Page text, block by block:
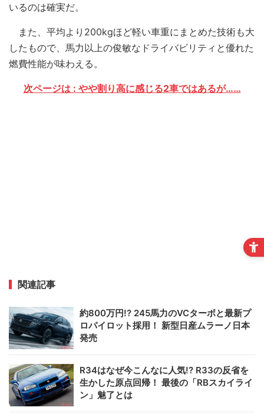
いるのは確実だ。
また、平均より200kgほど軽い車重にまとめた技術も大
したもので、馬力以上の俊敏なドライバビリティと優れた
燃費性能が味わえる。
次ページは : やや割り高に感じる2車ではあるが……
関連記事
約800万円!? 245馬力のVCターボと最新プ
ロパイロット採用！ 新型日産ムラーノ日本
発売
R34はなぜ今こんなに人気!? R33の反省を
生かした原点回帰！ 最後の「RBスカイライ
ン」魅了とは